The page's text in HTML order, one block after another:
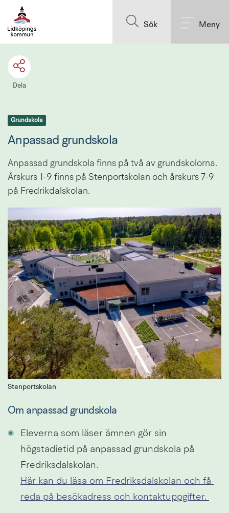
Sök Meny
Dela
Grundskola
Anpassad grundskola
Anpassad grundskola finns på två av grundskolorna.
Årskurs 1-9 finns på Stenportskolan och årskurs 7-9
på Fredrikdalskolan.
Stenportskolan
Om anpassad grundskola
Eleverna som läser ämnen gör sin
högstadietid på anpassad grundskola på
Fredriksdalskolan.
Här kan du läsa om Fredriksdalskolan och få
reda på besökadress och kontaktuppgifter.